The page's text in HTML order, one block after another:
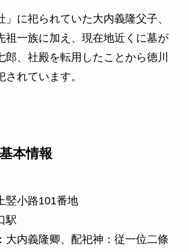
」に祀られていた大内義隆父子、
祖一族に加え、現在地近くに墓が
郎、社殿を転用したことから徳川
れています。
本情報
小路101番地
駅
内義隆卿、配祀神：従一位二條